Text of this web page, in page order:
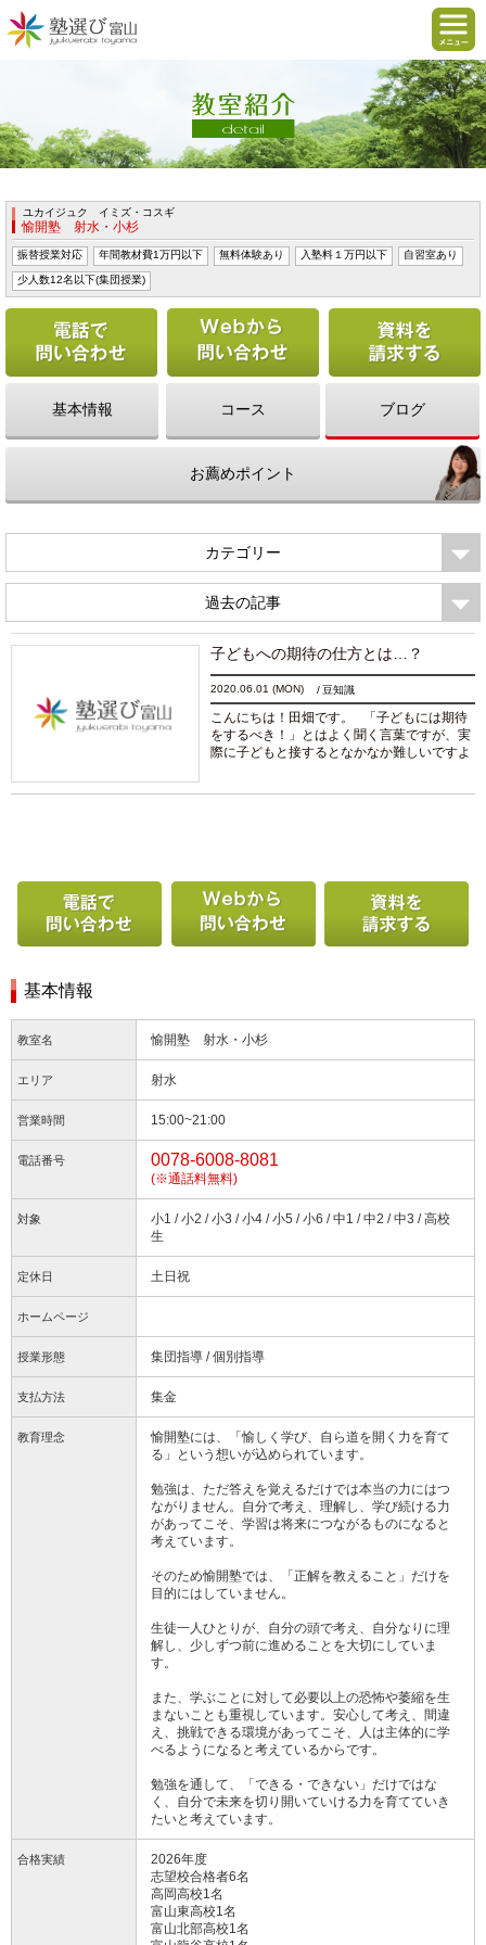
ユカイジュク イミズ・コスギ
愉開塾 射水・小杉
振替授業対応 年間教材費1万円以下 無料体験あり 入塾料１万円以下 自習室あり
少人数12名以下(集団授業)
電話で問い合わせる Webから問い合わせ
基本情報 コース ブログ
お薦めポイント
カテゴリー
過去の記事
子どもへの期待の仕方とは…？
2020.06.01(MON) 豆知識
こんにちは！田畑です。 「子どもには期待
をするべき！」とはよく聞く言葉ですが、実
際に子どもと接するとなかなか難しいですよ
基本情報
教室名 愉開塾 射水・小杉
エリア 射水
営業時間 15:00~21:00
電話番号 0078-6008-8081
(※通話料無料)
対象
小1 / 小2 / 小3 / 小4 / 小5 / 小6 / 中1 / 中2 / 中3 / 高校
生
定休日 土日祝
ホームページ
授業形態 集団指導 / 個別指導
支払方法 集金
教育理念
愉開塾には、「愉しく学び、自ら道を開く力を育て
る」という想いが込められています。
勉強は、ただ答えを覚えるだけでは本当の力にはつ
ながりません。自分で考え、理解し、学び続ける力
があってこそ、学習は将来につながるものになると
考えています。
そのため愉開塾では、「正解を教えること」だけを
目的にはしていません。
生徒一人ひとりが、自分の頭で考え、自分なりに理
解し、少しずつ前に進めることを大切にしていま
す。
また、学ぶことに対して必要以上の恐怖や萎縮を生
まないことも重視しています。安心して考え、間違
え、挑戦できる環境があってこそ、人は主体的に学
べるようになると考えているからです。
勉強を通して、「できる・できない」だけではな
く、自分で未来を切り開いていける力を育てていき
たいと考えています。
合格実績
2026年度
志望校合格者6名
高岡高校1名
富山東高校1名
富山北部高校1名